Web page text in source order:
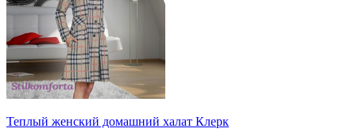
Теплый женский домашний халат Клерк